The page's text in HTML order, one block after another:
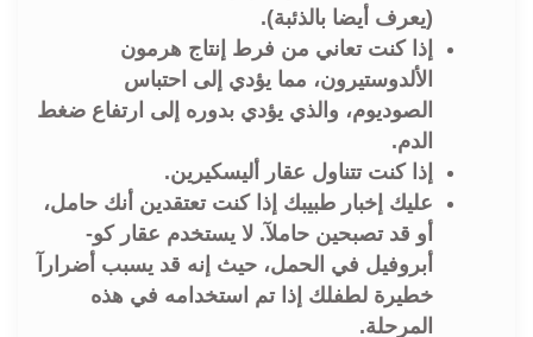
(يعرف أيضا بالذئبة).
إذا كنت تعاني من فرط إنتاج هرمون
الألدوستيرون، مما يؤدي إلى احتباس
الصوديوم، والذي يؤدي بدوره إلى ارتفاع ضغط
الدم.
إذا كنت تتناول عقار أليسكيرين.
عليك إخبار طبيبك إذا كنت تعتقدين أنك حامل،
أو قد تصبحين حاملآ. لا يستخدم عقار كو-
أبروفيل في الحمل، حيث إنه قد يسبب أضرارآ
خطيرة لطفلك إذا تم استخدامه في هذه
المرحلة.